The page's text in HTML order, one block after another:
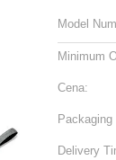
Model
Minimum
Cena:
Packaging
Delivery